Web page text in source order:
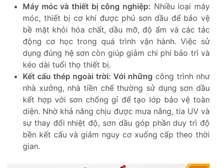
Máy móc và thiết bị công nghiệp: Nhiều loại máy
móc, thiết bị cơ khí được phủ sơn dầu để bảo vệ
bề mặt khỏi hóa chất, dầu mỡ, độ ẩm và các tác
động cơ học trong quá trình vận hành. Việc sử
dụng đúng hệ sơn còn giúp giảm chi phí bảo trì và
kéo dài tuổi thọ thiết bị.
Kết cấu thép ngoài trời: Với những công trình như
nhà xưởng, nhà tiền chế thường sử dụng sơn dầu
kết hợp với sơn chống gỉ để tạo lớp bảo vệ toàn
diện. Nhờ khả năng chịu được mưa nắng, tia UV và
sự thay đổi nhiệt độ, sơn dầu góp phần duy trì độ
bền kết cấu và giảm nguy cơ xuống cấp theo thời
gian.